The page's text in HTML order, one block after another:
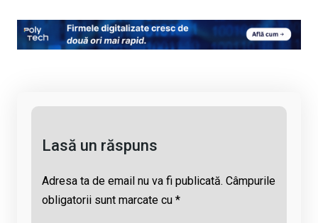
py
Li
ce
b
at
s
e
a
ail
Lasă un răspuns
Adresa ta de email nu va fi publicată. Câmpurile
obligatorii sunt marcate cu *